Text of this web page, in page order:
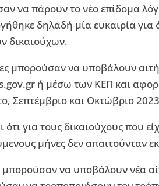
να πάρουν το νέο επίδομα
δηλαδή μία ευκαιρία
δικαιούχων.
μπορούσαν να υποβάλουν
ή μέσω των ΚΕΠ και
Σεπτέμβριο και Οκτώβριο
ότι για τους δικαιούχους που
μήνες δεν απαιτoύνταν
να υποβάλουν νέα